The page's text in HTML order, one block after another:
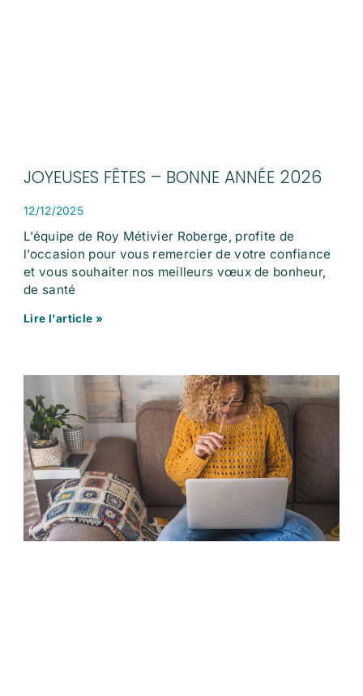
JOYEUSES FÊTES – BONNE ANNÉE 2026
12/12/2025
L’équipe de Roy Métivier Roberge, profite de
l’occasion pour vous remercier de votre confiance
et vous souhaiter nos meilleurs vœux de bonheur,
de santé
Lire l'article »